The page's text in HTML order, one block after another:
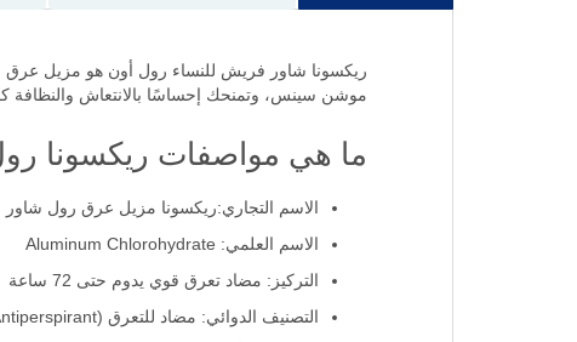
موشن سينس، وتمنحك إحساسًا بالانتعاش والنظافة
ما هي مواصفات ريكسونا رول
الاسم التجاري:ريكسونا مزيل عرق رول
الاسم العلمي: Aluminum Chlorohydrate
التركيز: مضاد تعرق قوي يدوم حتى 72 ساعة
التصنيف الدوائي: مضاد للتعرق (Antiperspirant)